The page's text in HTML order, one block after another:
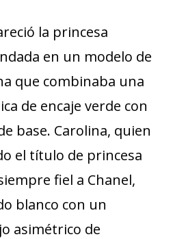
la princesa
en un modelo de
que combinaba una
de encaje verde con
base. Carolina, quien
el título de princesa
fiel a Chanel,
blanco con un
asimétrico de